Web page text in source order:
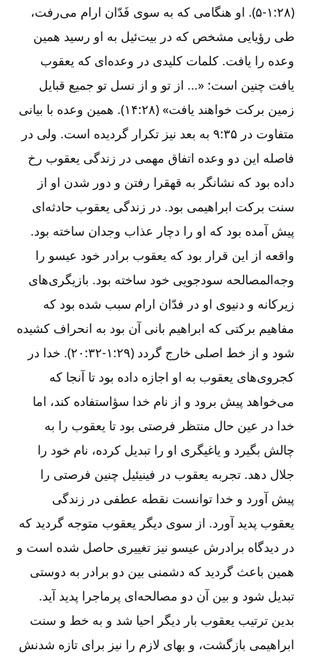
(۲۸:‏۱-‏‏‏۵). او هنگامی که به سوی فَدّان ارام می‌رفت،
طی رؤیایی مشخص که در بیت‌ئیل به او رسید همین
وعده را یافت. کلمات کلیدی در وعده‌ای که یعقوب
یافت چنین است: «... از تو و از نسل تو جمیع قبایل
زمین برکت خواهند یافت» (۲۸:‏۱۴). همین وعده با بیانی
متفاوت در ۳۵:‏۹ به بعد نیز تکرار گردیده است. ولی در
فاصله این دو وعده اتفاق مهمی در زندگی یعقوب رخ
داده بود که نشانگر به قهقرا رفتن و دور شدن او از
سنت برکت ابراهیمی بود. در زندگی یعقوب حادثه‌ای
پیش آمده بود که او را دچار عذاب وجدان ساخته بود.
واقعه از این قرار بود که یعقوب برادر خود عیسو را
وجه‌المصالحه سودجویی خود ساخته بود. بازیگری‌های
زیرکانه و دنیوی او در فدّان ارام سبب شده بود که
مفاهیم برکتی که ابراهیم بانی آن بود به انحراف کشیده
شود و از خط اصلی خارج گردد (۲۹:‏۱-‏‏‏۳۲:‏۲۰). خدا در
کجروی‌های یعقوب به او اجازه داده بود تا آنجا که
می‌خواهد پیش برود و از نام خدا سؤاستفاده کند، اما
خدا در عین حال منتظر فرصتی بود تا یعقوب را به
چالش بگیرد و یاغیگری او را تبدیل کرده، نام خود را
جلال دهد. تجربه یعقوب در فینیئیل چنین فرصتی را
پیش آورد و خدا توانست نقطه عطفی در زندگی
یعقوب پدید آورد. از سوی دیگر یعقوب متوجه گردید که
در دیدگاه برادرش عیسو نیز تغییری حاصل شده است و
همین باعث گردید که دشمنی بین دو برادر به دوستی
تبدیل شود و بین آن دو مصالحه‌ای پرماجرا پدید آید.
بدین ترتیب یعقوب بار دیگر احیا شد و به خط و سنت
ابراهیمی بازگشت، و بهای لازم را نیز برای تازه شدنش